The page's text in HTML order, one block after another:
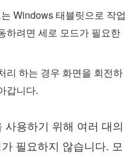
Windows 태블릿으로 작업
하려면 세로 모드가 필요한
리 하는 경우 화면을 회전하
갑니다.
용하기 위해 여러 대의
필요하지 않습니다. 모